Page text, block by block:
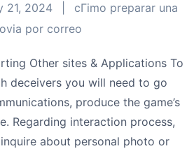
21, 2024
cГіmo preparar una
por correo
Other sites & Applications To
deceivers you will need to go
produce the game’s
Regarding interaction process,
about personal photo or